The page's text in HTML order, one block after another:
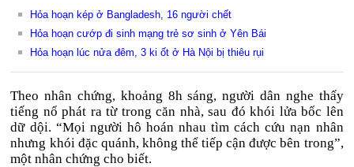
Hỏa hoạn kép ở Bangladesh, 16 người chết
Hỏa hoạn cướp đi sinh mạng trẻ sơ sinh ở Yên Bái
Hỏa hoạn lúc nửa đêm, 3 ki ốt ở Hà Nội bị thiêu rụi
Theo nhân chứng, khoảng 8h sáng, người dân nghe thấy
tiếng nổ phát ra từ trong căn nhà, sau đó khói lửa bốc lên
dữ dội. “Mọi người hô hoán nhau tìm cách cứu nạn nhân
nhưng khói đặc quánh, không thể tiếp cận được bên trong”,
một nhân chứng cho biết.